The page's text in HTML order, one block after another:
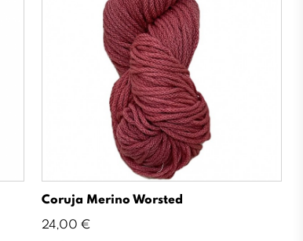
Coruja Merino Worsted
Precio
24,00 €